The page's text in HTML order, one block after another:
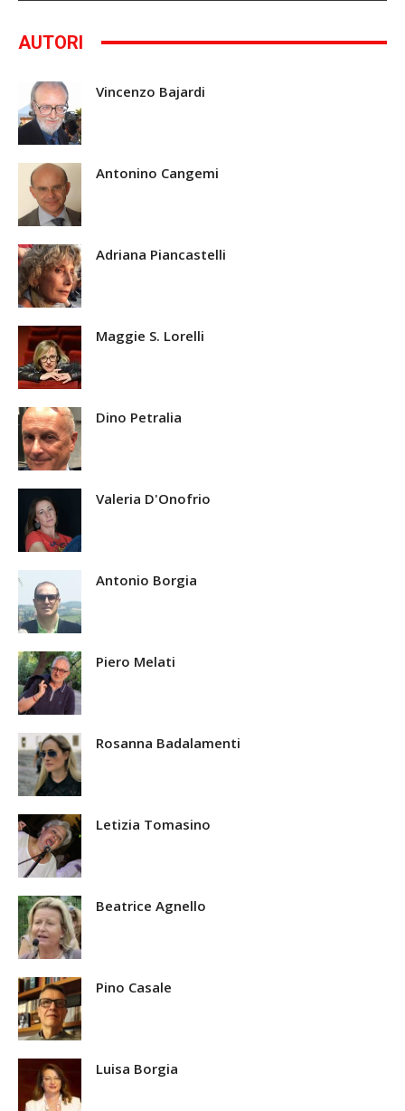
AUTORI
Vincenzo Bajardi
Antonino Cangemi
Adriana Piancastelli
Maggie S. Lorelli
Dino Petralia
Valeria D'Onofrio
Antonio Borgia
Piero Melati
Rosanna Badalamenti
Letizia Tomasino
Beatrice Agnello
Pino Casale
Luisa Borgia